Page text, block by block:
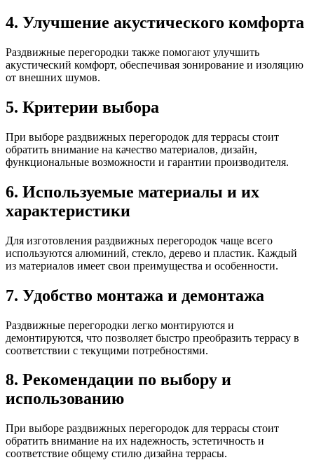
4. Улучшение акустического комфорта
Раздвижные перегородки также помогают улучшить
акустический комфорт, обеспечивая зонирование и изоляцию
от внешних шумов.
5. Критерии выбора
При выборе раздвижных перегородок для террасы стоит
обратить внимание на качество материалов, дизайн,
функциональные возможности и гарантии производителя.
6. Используемые материалы и их
характеристики
Для изготовления раздвижных перегородок чаще всего
используются алюминий, стекло, дерево и пластик. Каждый
из материалов имеет свои преимущества и особенности.
7. Удобство монтажа и демонтажа
Раздвижные перегородки легко монтируются и
демонтируются, что позволяет быстро преобразить террасу в
соответствии с текущими потребностями.
8. Рекомендации по выбору и
использованию
При выборе раздвижных перегородок для террасы стоит
обратить внимание на их надежность, эстетичность и
соответствие общему стилю дизайна террасы.